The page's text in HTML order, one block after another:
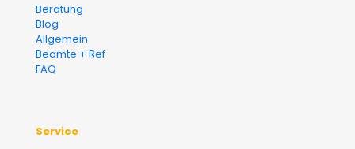
Beratung
Blog
Allgemein
Beamte + Ref
FAQ
Service